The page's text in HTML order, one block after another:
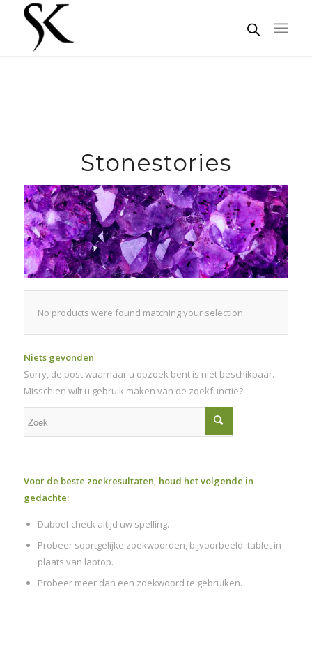
Stonestories
No products were found matching your selection.
Niets gevonden
Sorry, de post waarnaar u opzoek bent is niet beschikbaar.
Misschien wilt u gebruik maken van de zoekfunctie?
Voor de beste zoekresultaten, houd het volgende in
gedachte:
Dubbel-check altijd uw spelling.
Probeer soortgelijke zoekwoorden, bijvoorbeeld: tablet in
plaats van laptop.
Probeer meer dan een zoekwoord te gebruiken.